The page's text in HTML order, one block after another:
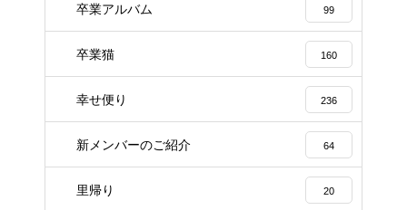
卒業アルバム 99
卒業猫 160
幸せ便り 236
新メンバーのご紹介 64
里帰り 20